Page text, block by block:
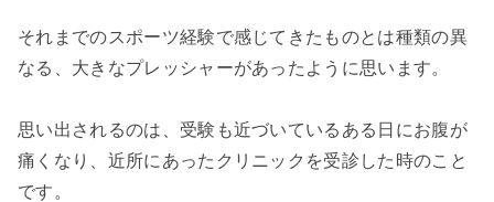
それまでのスポーツ経験で感じてきたものとは種類の異
なる、大きなプレッシャーがあったように思います。
思い出されるのは、受験も近づいているある日にお腹が
痛くなり、近所にあったクリニックを受診した時のこと
です。